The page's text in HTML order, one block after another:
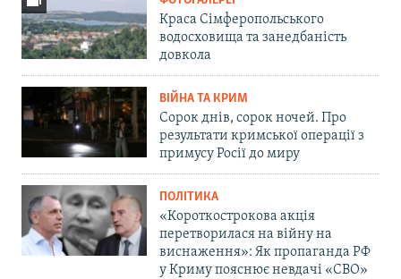
Краса Сімферопольського
водосховища та занедбаність
довкола
ВІЙНА ТА КРИМ
Сорок днів, сорок ночей. Про
результати кримської операції з
примусу Росії до миру
ПОЛІТИКА
«Короткострокова акція
перетворилася на війну на
виснаження»: Як пропаганда РФ
у Криму пояснює невдачі «СВО»